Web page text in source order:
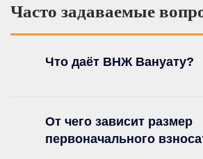
Часто задаваемые
Что даёт ВНЖ Вануату?
От чего зависит размер
первоначального